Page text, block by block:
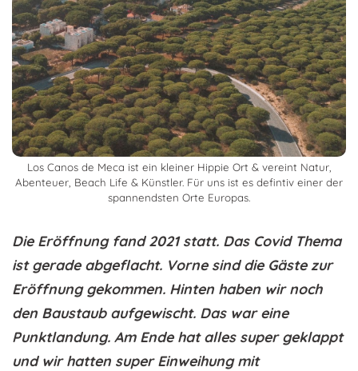
Los Canos de Meca ist ein kleiner Hippie Ort & vereint Natur,
Abenteuer, Beach Life & Künstler. Für uns ist es defintiv einer der
spannendsten Orte Europas.
Die Eröffnung fand 2021 statt. Das Covid Thema
ist gerade abgeflacht. Vorne sind die Gäste zur
Eröffnung gekommen. Hinten haben wir noch
den Baustaub aufgewischt. Das war eine
Punktlandung. Am Ende hat alles super geklappt
und wir hatten super Einweihung mit